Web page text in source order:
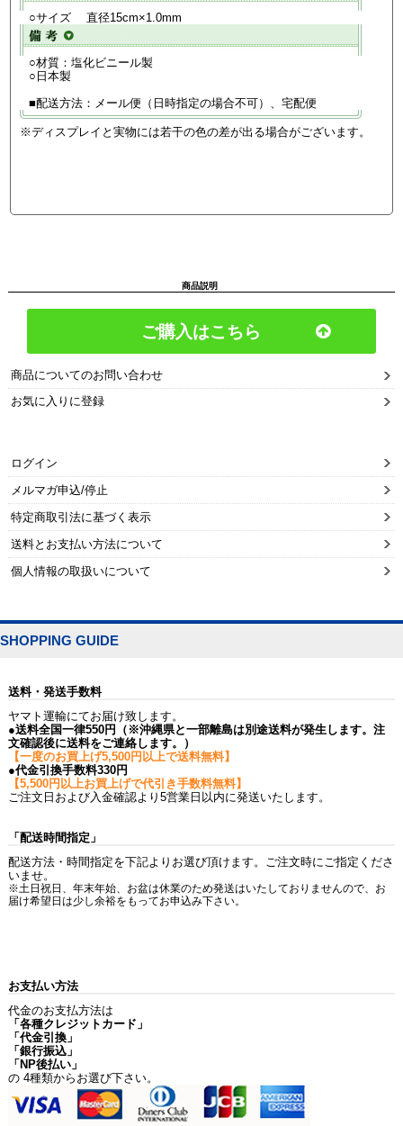
○サイズ 直径15cm×1.0mm
○材質：塩化ビニール製
○日本製
■配送方法：メール便（日時指定の場合不可）、宅配便
※ディスプレイと実物には若干の色の差が出る場合がございます。
商品説明
ご購入はこちら
商品についてのお問い合わせ
お気に入りに登録
ログイン
メルマガ申込/停止
特定商取引法に基づく表示
送料とお支払い方法について
個人情報の取扱いについて
SHOPPING GUIDE
送料・発送手数料
ヤマト運輸にてお届け致します。
●送料全国一律550円（※沖縄県と一部離島は別途送料が発生します。注
文確認後に送料をご連絡します。）
【一度のお買上げ5,500円以上で送料無料】
●代金引換手数料330円
【5,500円以上お買上げで代引き手数料無料】
ご注文日および入金確認より5営業日以内に発送いたします。
「配送時間指定」
配送方法・時間指定を下記よりお選び頂けます。ご注文時にご指定くださ
いませ。
※土日祝日、年末年始、お盆は休業のため発送はいたしておりませんので、お
届け希望日は少し余裕をもってお申込み下さい。
お支払い方法
代金のお支払方法は
「各種クレジットカード」
「代金引換」
「銀行振込」
「NP後払い」
の 4種類からお選び下さい。